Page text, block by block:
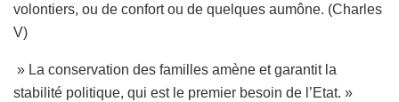
volontiers, ou de confort ou de quelques aumône. (Charles
V)
» La conservation des familles amène et garantit la
stabilité politique, qui est le premier besoin de l’Etat. »